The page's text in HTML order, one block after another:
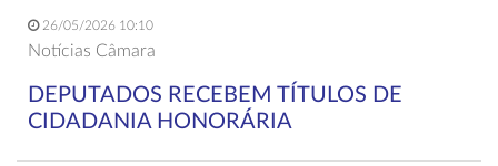
26/05/2026 10:10
Notícias Câmara
DEPUTADOS RECEBEM TÍTULOS DE
CIDADANIA HONORÁRIA